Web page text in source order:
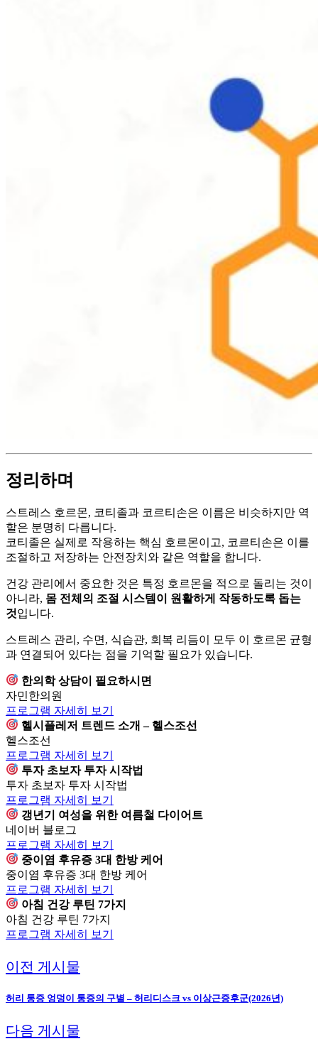
정리하며
스트레스 호르몬, 코티졸과 코르티손은 이름은 비슷하지만 역
할은 분명히 다릅니다.
코티졸은 실제로 작용하는 핵심 호르몬이고, 코르티손은 이를
조절하고 저장하는 안전장치와 같은 역할을 합니다.
건강 관리에서 중요한 것은 특정 호르몬을 적으로 돌리는 것이
아니라, 몸 전체의 조절 시스템이 원활하게 작동하도록 돕는
것입니다.
스트레스 관리, 수면, 식습관, 회복 리듬이 모두 이 호르몬 균형
과 연결되어 있다는 점을 기억할 필요가 있습니다.
한의학 상담이 필요하시면
자민한의원
프로그램 자세히 보기
헬시플레저 트렌드 소개 – 헬스조선
헬스조선
프로그램 자세히 보기
투자 초보자 투자 시작법
투자 초보자 투자 시작법
프로그램 자세히 보기
갱년기 여성을 위한 여름철 다이어트
네이버 블로그
프로그램 자세히 보기
중이염 후유증 3대 한방 케어
중이염 후유증 3대 한방 케어
프로그램 자세히 보기
아침 건강 루틴 7가지
아침 건강 루틴 7가지
프로그램 자세히 보기
이전 게시물
허리 통증 엉덩이 통증의 구별 – 허리디스크 vs 이상근증후군(2026년)
다음 게시물